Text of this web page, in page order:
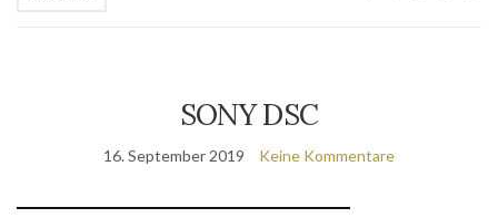
SONY DSC
16. September 2019 Keine Kommentare